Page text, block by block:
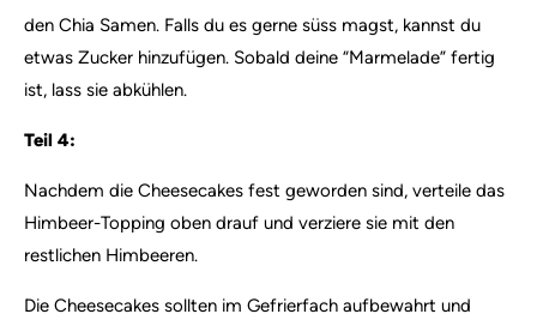
den Chia Samen. Falls du es gerne süss magst, kannst du
etwas Zucker hinzufügen. Sobald deine “Marmelade” fertig
ist, lass sie abkühlen.
Teil 4:
Nachdem die Cheesecakes fest geworden sind, verteile das
Himbeer-Topping oben drauf und verziere sie mit den
restlichen Himbeeren.
Die Cheesecakes sollten im Gefrierfach aufbewahrt und